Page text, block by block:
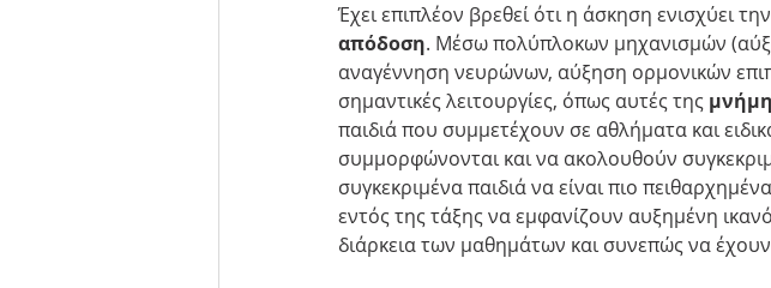
Έχει επιπλέον βρεθεί ότι η άσκηση ενισχύει την
απόδοση. Μέσω πολύπλοκων μηχανισμών
αναγέννηση νευρώνων, αύξηση ορμονικών
σημαντικές λειτουργίες, όπως αυτές της
παιδιά που συμμετέχουν σε αθλήματα και
συμμορφώνονται και να ακολουθούν
συγκεκριμένα παιδιά να είναι πιο
εντός της τάξης να εμφανίζουν αυξημένη
διάρκεια των μαθημάτων και συνεπώς να έχουν